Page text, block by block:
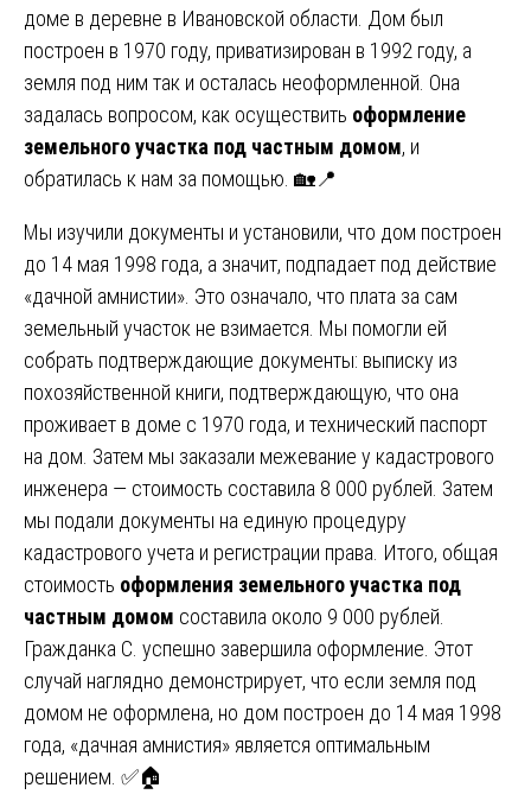
доме в деревне в Ивановской области. Дом был
построен в 1970 году, приватизирован в 1992 году, а
земля под ним так и осталась неоформленной. Она
задалась вопросом, как осуществить оформление
земельного участка под частным домом, и
обратилась к нам за помощью. 🏡📍
Мы изучили документы и установили, что дом построен
до 14 мая 1998 года, а значит, подпадает под действие
«дачной амнистии». Это означало, что плата за сам
земельный участок не взимается. Мы помогли ей
собрать подтверждающие документы: выписку из
похозяйственной книги, подтверждающую, что она
проживает в доме с 1970 года, и технический паспорт
на дом. Затем мы заказали межевание у кадастрового
инженера — стоимость составила 8 000 рублей. Затем
мы подали документы на единую процедуру
кадастрового учета и регистрации права. Итого, общая
стоимость оформления земельного участка под
частным домом составила около 9 000 рублей.
Гражданка С. успешно завершила оформление. Этот
случай наглядно демонстрирует, что если земля под
домом не оформлена, но дом построен до 14 мая 1998
года, «дачная амнистия» является оптимальным
решением. ✅🏠